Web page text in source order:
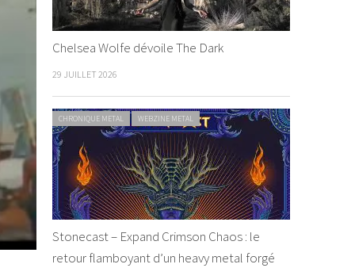
Chelsea Wolfe dévoile The Dark
29 JUILLET 2026
CHRONIQUE METAL WEBZINE METAL
Stonecast – Expand Crimson Chaos : le
retour flamboyant d’un heavy metal forgé